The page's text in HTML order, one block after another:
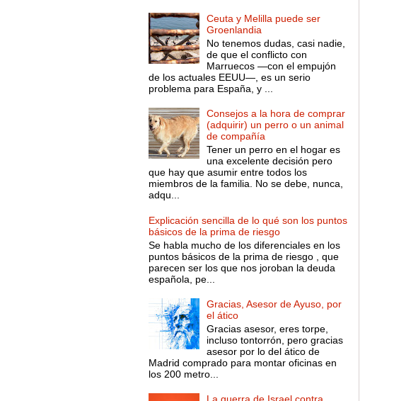
Ceuta y Melilla puede ser
Groenlandia
No tenemos dudas, casi nadie,
de que el conflicto con
Marruecos —con el empujón
de los actuales EEUU—, es un serio
problema para España, y ...
Consejos a la hora de comprar
(adquirir) un perro o un animal
de compañía
Tener un perro en el hogar es
una excelente decisión pero
que hay que asumir entre todos los
miembros de la familia. No se debe, nunca,
adqu...
Explicación sencilla de lo qué son los puntos
básicos de la prima de riesgo
Se habla mucho de los diferenciales en los
puntos básicos de la prima de riesgo , que
parecen ser los que nos joroban la deuda
española, pe...
Gracias, Asesor de Ayuso, por
el ático
Gracias asesor, eres torpe,
incluso tontorrón, pero gracias
asesor por lo del ático de
Madrid comprado para montar oficinas en
los 200 metro...